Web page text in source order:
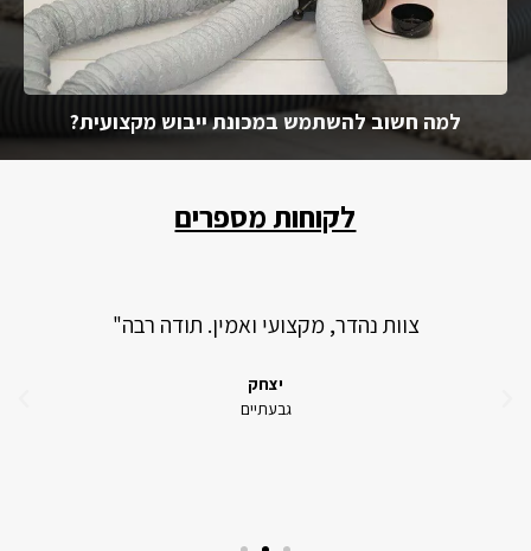
למה חשוב להשתמש במכונת ייבוש מקצועית?
לקוחות מספרים
צוות נהדר, מקצועי ואמין. תודה רבה"
יצחק
גבעתיים